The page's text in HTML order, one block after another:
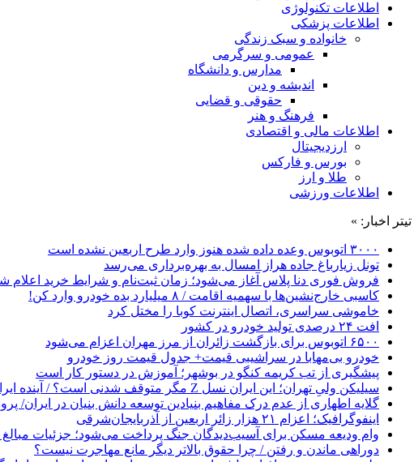
اطلاعات تکنولوژی
اطلاعات پزشکی
خانواده و سبک زندگی
عمومی و سرگرمی
مدارس و دانشگاه
اندیشه و دین
حقوقی و قضایی
فرهنگ و هنر
اطلاعات مالی و اقتصادی
ارزدیجیتال
بورس و فارکس
طلا و ارز
اطلاعات ورزشی
تیتر اخبار: »
۳۰۰۰ اتوبوس وعده داده شده هنوز وارد طرح اربعین نشده است
تونل زیارباغ جاده هراز امسال به بهره‌برداری می‌رسد
فروش فوری دنا پلاس آغاز می‌شود؛ زمان ثبت‌نام و شرایط خرید اعلام
کاسبی خارج‌نشین‌ها با سهمیه اقامت / ۸ میلیارد بده خودرو وارد کن!
خاموشی سراسری، اتصال اینترنت کوبا را مختل کرد
افت ۲۴ درصدی تولید خودرو در کشور
۶۵۰۰ اتوبوس برای بازگشت زائران از مرز مهران اعزام می‌شود
خودرو بی‌مهابا در سراشیبی قیمت+ جدول قیمت روز خودرو
پیشگیری از تب کریمه کنگو در بوشهر؛ آموزش در دستور کار است
سیلیکن ولیِ تهران؛ این ایران نسل Z مگر متوقف شدنی است؟ / آینده ایران را این دانش آموزان می سازند
گلایه اطهاری از عدم درک مفاهیم بنیادین توسعه دانش بنیان در ایران/
اینفوگرافیک؛ اعزام ۲۱ هزار زائر اربعین از آذربایجان‌شرقی
وام ودیعه مسکن برای آسیب‌دیدگان جنگ پرداخت می‌شود؛ جزئیات مبالغ
دوراهی ماندن و رفتن / چرا حقوق بالاتر دیگر مانع مهاجرت نیست؟